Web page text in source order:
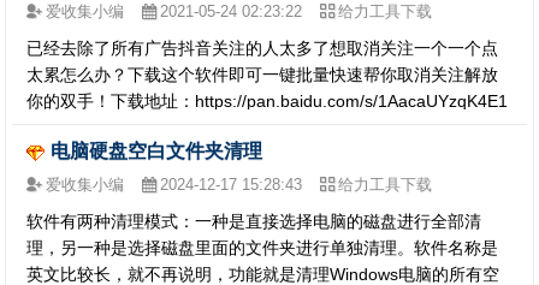
爱收集小编 2021-05-24 02:23:22 给力工具下载
已经去除了所有广告抖音关注的人太多了想取消关注一个一个点
太累怎么办？下载这个软件即可一键批量快速帮你取消关注解放
你的双手！下载地址：https://pan.baidu.com/s/1AacaUYzqK4E1
电脑硬盘空白文件夹清理
爱收集小编 2024-12-17 15:28:43 给力工具下载
软件有两种清理模式：一种是直接选择电脑的磁盘进行全部清
理，另一种是选择磁盘里面的文件夹进行单独清理。软件名称是
英文比较长，就不再说明，功能就是清理Windows电脑的所有空